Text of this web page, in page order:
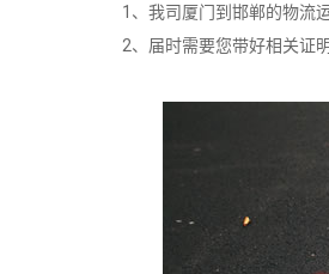
1、我司厦门到邯郸的物流
2、届时需要您带好相关证